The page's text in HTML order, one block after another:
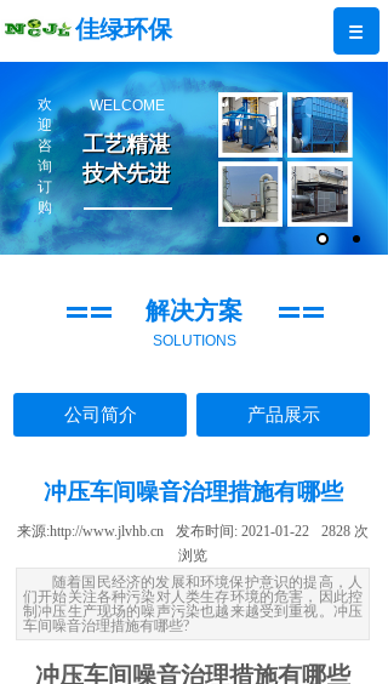
佳绿环保
欢
迎
咨
询
订
购
WELCOME
工艺精湛
技术先进
工艺精湛
技术先进
解决方案
SOLUTIONS
公司简介 产品展示
冲压车间噪音治理措施有哪些
来源:http://www.jlvhb.cn 发布时间: 2021-01-22 2828 次
浏览
随着国民经济的发展和环境保护意识的提高，人
们开始关注各种污染对人类生存环境的危害，因此控
制冲压生产现场的噪声污染也越来越受到重视。冲压
车间噪音治理措施有哪些?
冲压车间噪音治理措施有哪些